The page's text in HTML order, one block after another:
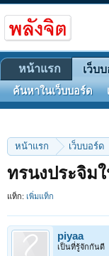
หน้าแรก เว็บบอร์ด
ทรนงประจิม
แท็ก: เพิ่มแท็ก
piyaa
เป็นที่รู้จักกันดี
หน้าแรก เว็บ
ค้นหาในเว็บบอร์ด